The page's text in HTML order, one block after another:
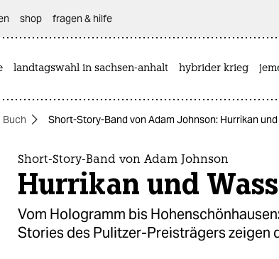
shop fragen & hilfe
landtagswahl in sachsen-anhalt hybrider krieg
Buch Short-Story-Band von Adam Johnson: Hurrikan
Short-Story-Band von Adam Johnson
Hurrikan und
Vom Hologramm bis
Stories des Pulitzer-Preisträgers zeigen